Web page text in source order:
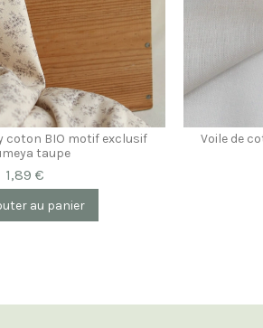
coton BIO motif exclusif
taupe
1,89 €
au panier
Voile de